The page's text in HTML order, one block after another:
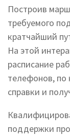
Построив
требуемого
кратчайший
На этой
расписание
телефонов,
справки и
поддержки